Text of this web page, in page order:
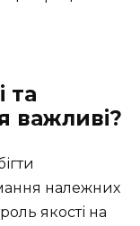
та
важливі?
належних
якості на